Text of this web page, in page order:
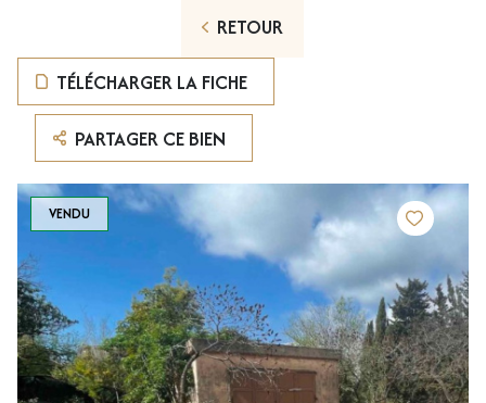
RETOUR
TÉLÉCHARGER LA FICHE
PARTAGER CE BIEN
VENDU